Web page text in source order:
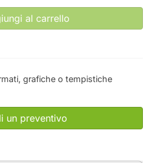
al carrello
grafiche o tempistiche
un preventivo